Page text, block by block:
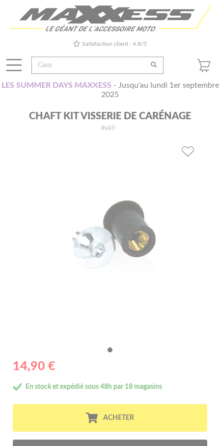
Satisfaction client : 4.8/5
LES SUMMER DAYS MAXXESS - Jusqu'au lundi 1er septembre
2025
CHAFT KIT VISSERIE DE CARÉNAGE
IN411
14,90 €
En stock et expédié sous 48h par 18 magasins
ACHETER